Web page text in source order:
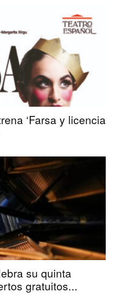
‘Farsa y licencia
su quinta
gratuitos...